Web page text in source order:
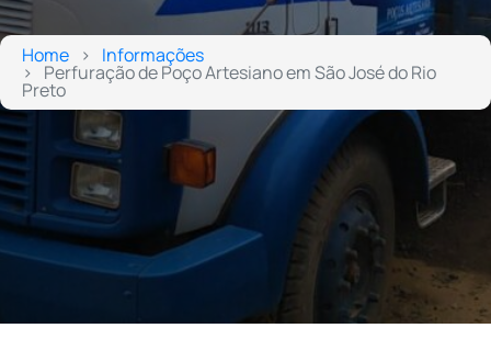
Home Informações
Perfuração de Poço Artesiano em São José do Rio
Preto